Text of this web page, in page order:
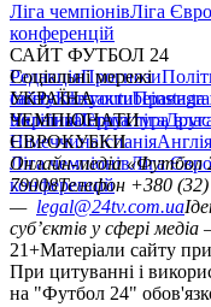
Ліга чемпіонівЛіга
конференцій
САЙТ ФУТБОЛ 24
РедакціяПрогнози
сайтуКонтактиПравила
політикаСтруктура
Соціальні мережі
facebookxyoutube
УКРАЇНА
УкраїнаПерша ліга
ЧЕМПІОНАТИ
НімеччинаІспаніяАнглія
ЄВРОКУБКИ
Ліга чемпіонівЛіга
конференцій
Онлайн-медіа «Футбол
79008Телефон +380
— legal@24tv.com.ua
суб’єктів у сфері
21+Матеріали сайту
При цитуванні і
на "Футбол 24"